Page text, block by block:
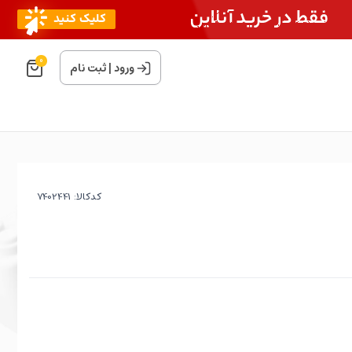
ورود|ثبت نام 0
کدکالا: